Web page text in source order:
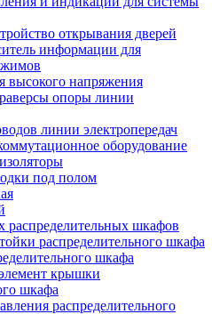
открывания дверей
информации для
высокого напряжения
опоры линии
линии электропередач
оборудование
под полом
распределительных шкафов
распределительного шкафа
шкафа
крышки
шкафа
распределительного